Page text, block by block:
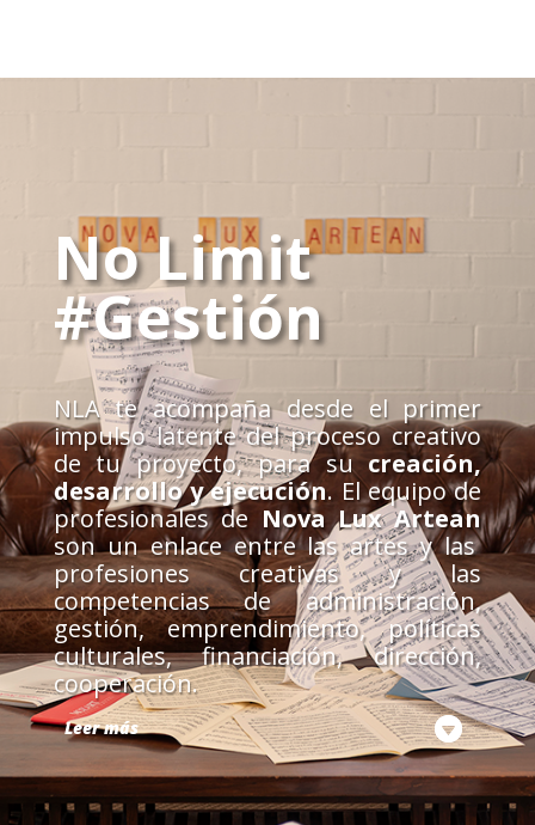
No Limit
#Gestión
NLA te acompaña desde el primer
impulso latente del proceso creativo
de tu proyecto, para sucreación,
desarrollo y ejecución. El equipo de
profesionales de Nova LuxArtean
son un enlace entre las artes y las
profesiones creativas y las
competencias de administración,
gestión, emprendimiento, políticas
culturales, financiación, dirección,
cooperación.
Leer más